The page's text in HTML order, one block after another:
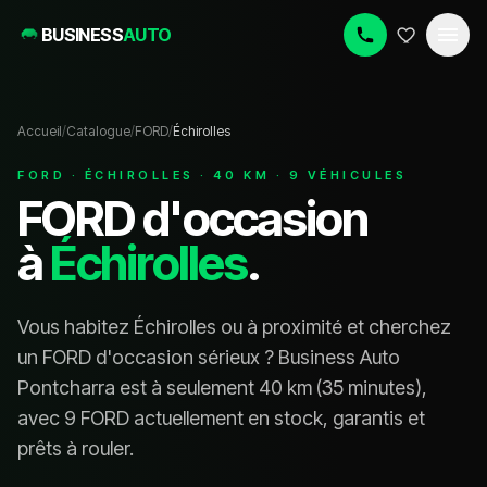
BUSINESSAUTO
Accueil/Catalogue/FORD/Échirolles
FORD · ÉCHIROLLES ·40 KM · 9 VÉHICULE S
FORDd'occasion
àÉchirolles.
Vous habitez Échirolles ou à proximité et cherchez
un FORD d'occasion sérieux ? Business Auto
Pontcharra est à seulement 40 km (35 minutes),
avec 9 FORD actuellement en stock, garantis et
prêts à rouler.